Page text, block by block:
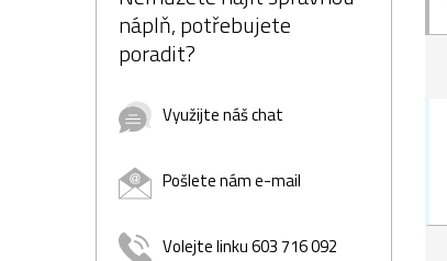
náplň, potřebujete
poradit?
Využijte náš chat
Pošlete nám e-mail
Volejte linku 603 716 092